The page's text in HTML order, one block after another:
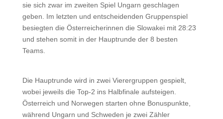
sie sich zwar im zweiten Spiel Ungarn geschlagen
geben. Im letzten und entscheidenden Gruppenspiel
besiegten die Österreicherinnen die Slowakei mit 28:23
und stehen somit in der Hauptrunde der 8 besten
Teams.
Die Hauptrunde wird in zwei Vierergruppen gespielt,
wobei jeweils die Top-2 ins Halbfinale aufsteigen.
Österreich und Norwegen starten ohne Bonuspunkte,
während Ungarn und Schweden je zwei Zähler